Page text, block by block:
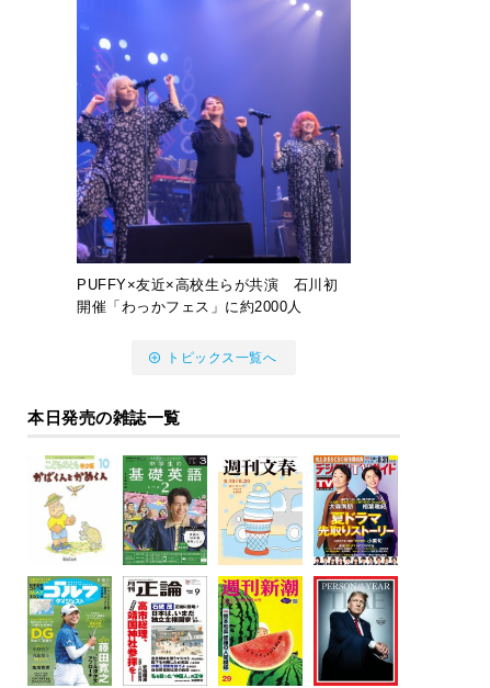
PUFFY×友近×高校生らが共演 石川初
開催「わっかフェス」に約2000人
トピックス一覧へ
本日発売の雑誌一覧